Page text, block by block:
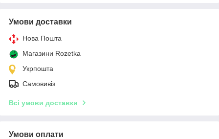
Умови доставки
Нова Пошта
Магазини Rozetka
Укрпошта
Самовивіз
Всі умови доставки
Умови оплати